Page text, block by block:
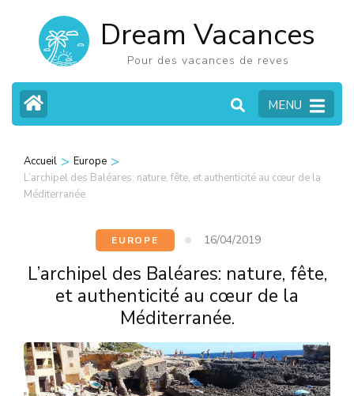
contenu
(Pressez
Entrée)
Dream Vacances
Pour des vacances de reves
MENU
Accueil > Europe >
L’archipel des Baléares: nature, fête, et authenticité au cœur de la
Méditerranée.
EUROPE 16/04/2019
L’archipel des Baléares: nature, fête,
et authenticité au cœur de la
Méditerranée.